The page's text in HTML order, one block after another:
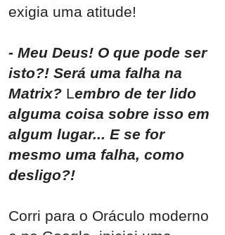
exigia uma atitude!
- Meu Deus! O que pode ser
isto?! Será uma falha na
Matrix? Lembro de ter lido
alguma coisa sobre isso em
algum lugar... E se for
mesmo uma falha, como
desligo?!
Corri para o Oráculo moderno